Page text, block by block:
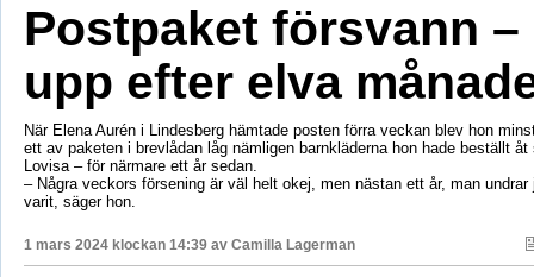
Postpaket försvann –
upp efter elva
När Elena Aurén i Lindesberg hämtade posten förra veckan blev hon
ett av paketen i brevlådan låg nämligen barnkläderna hon hade beställt åt
Lovisa – för närmare ett år sedan.
– Några veckors försening är väl helt okej, men nästan ett år, man undrar
varit, säger hon.
1 mars 2024 klockan 14:39 av Camilla Lagerman